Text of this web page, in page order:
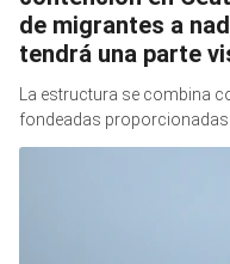
de migrantes a
tendrá una parte
La estructura se combina
fondeadas